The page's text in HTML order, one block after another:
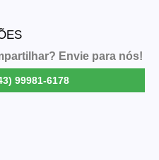
Envie para nós!
99981-6178